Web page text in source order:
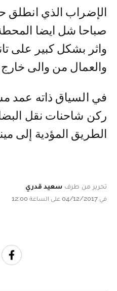
الإضراب الذي انطلق
صباحا شل ايضا المحطة
واثر بشكل كبير على
والعمال من والى خارج
في السياق ذاته عمد
ركن شاحنات نقل
الطريق المؤدية إلى
تحرير من طرف سعيد قدري
في 04/12/2017 على الساعة 12:00